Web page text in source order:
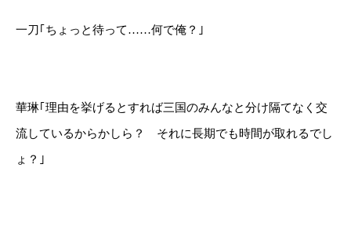
一刀｢ちょっと待って……何で俺？｣
華琳｢理由を挙げるとすれば三国のみんなと分け隔てなく交
流しているからかしら？ それに長期でも時間が取れるでし
ょ？｣